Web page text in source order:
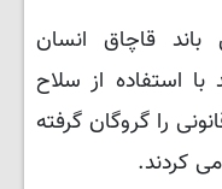
قاچاق انسان
استفاده از سلاح
را گروگان گرفته
کردند.